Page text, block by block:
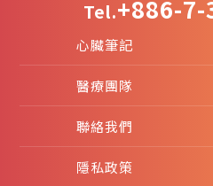
Tel.+886-
心臟筆記
醫療團隊
聯絡我們
隱私政策